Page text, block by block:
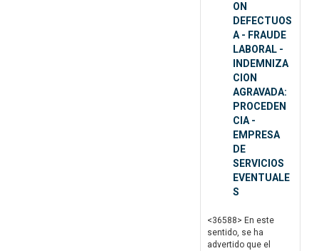
ON
DEFECTUOS
A - FRAUDE
LABORAL -
INDEMNIZA
CION
AGRAVADA:
PROCEDEN
CIA -
EMPRESA
DE
SERVICIOS
EVENTUALE
S
<36588> En este
sentido, se ha
advertido que el